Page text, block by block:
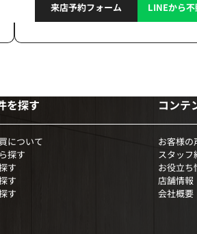
来店予約フォーム
LINEから
を探す
について
探す
す
す
す
コンテ
お客様の
スタッフ
お役立ち
店舗情報
会社概要